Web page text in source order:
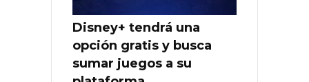
Disney+ tendrá una
opción gratis y busca
sumar juegos a su